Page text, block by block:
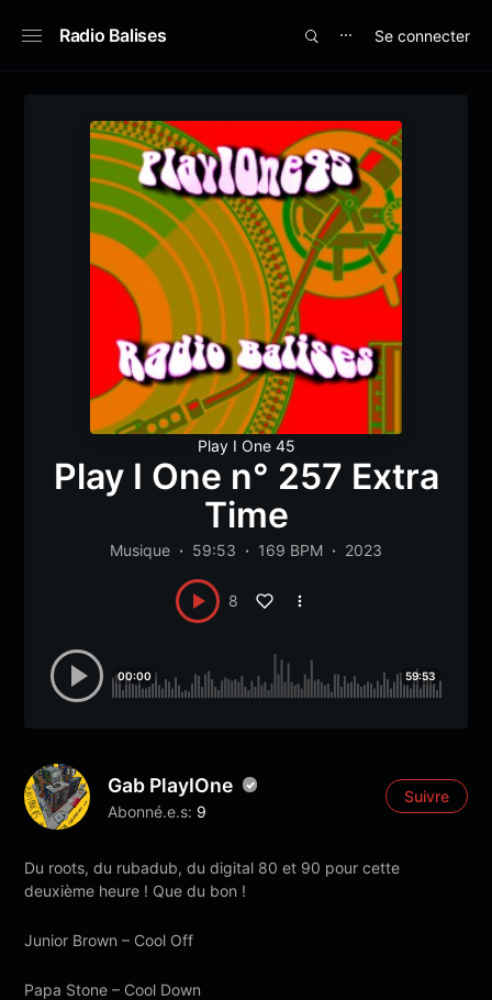
Radio Balises ⋯ Se connecter
Play I One 45
Play I One n° 257 Extra
Time
Musique 59:53 169 BPM 2023
8
00:00 59:53
Gab PlayIOne
Abonné.e.s: 9
Suivre
Du roots, du rubadub, du digital 80 et 90 pour cette
deuxième heure ! Que du bon !
Junior Brown – Cool Off
Papa Stone – Cool Down